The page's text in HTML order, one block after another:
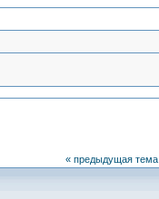
« предыдущая тема